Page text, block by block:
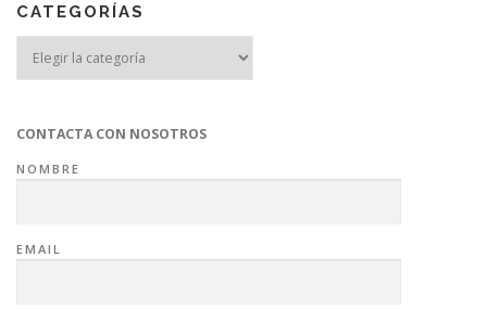
CATEGORÍAS
CONTACTA CON NOSOTROS
NOMBRE
EMAIL